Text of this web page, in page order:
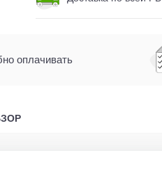
оплачивать